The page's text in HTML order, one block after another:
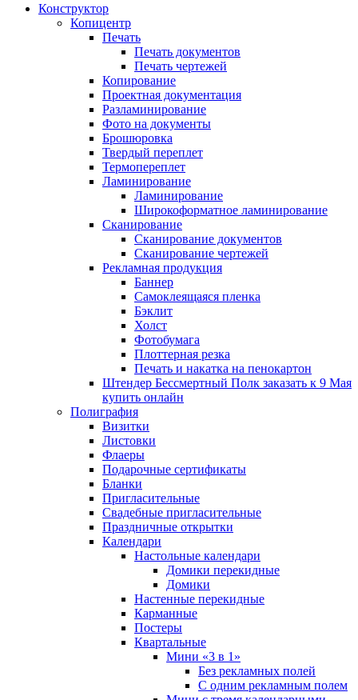
Конструктор
Копицентр
Печать
Печать документов
Печать чертежей
Копирование
Проектная документация
Разламинирование
Фото на документы
Брошюровка
Твердый переплет
Термопереплет
Ламинирование
Ламинирование
Широкоформатное ламинирование
Сканирование
Сканирование документов
Сканирование чертежей
Рекламная продукция
Баннер
Самоклеящаяся пленка
Бэклит
Холст
Фотобумага
Плоттерная резка
Печать и накатка на пенокартон
Штендер Бессмертный Полк заказать к 9 Мая
купить онлайн
Полиграфия
Визитки
Листовки
Флаеры
Подарочные сертификаты
Бланки
Пригласительные
Свадебные пригласительные
Праздничные открытки
Календари
Настольные календари
Домики перекидные
Домики
Настенные перекидные
Карманные
Постеры
Квартальные
Мини «3 в 1»
Без рекламных полей
С одним рекламным полем